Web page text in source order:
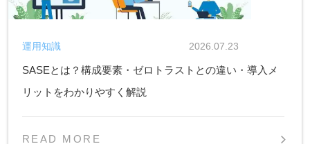
SASEとは？構成要素・ゼロトラストとの違い・導入メ
リットをわかりやすく解説
2026.07.23
運用知識
READ MORE